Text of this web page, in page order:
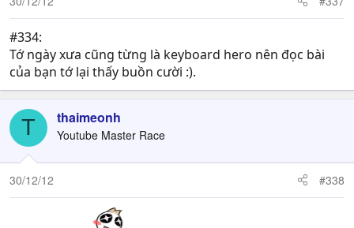
#334:
Tớ ngày xưa cũng từng là keyboard hero nên đọc bài
của bạn tớ lại thấy buồn cười :).
T thaimeonh
Youtube Master Race
30/12/12 #338